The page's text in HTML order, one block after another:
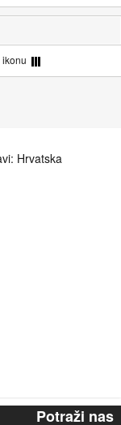
Hrvatska
Potraži nas